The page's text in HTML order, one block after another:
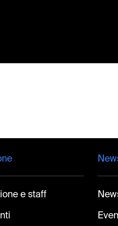
e staff